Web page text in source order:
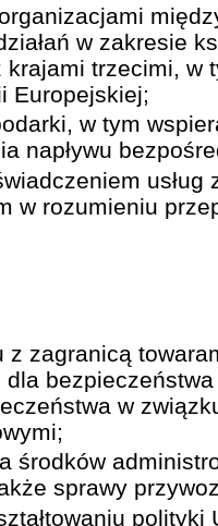
w zakresie
krajami trzecimi, w
Europejskiej;
w tym
napływu
w rozumieniu
z zagranicą
w
środków
sprawy
polityki